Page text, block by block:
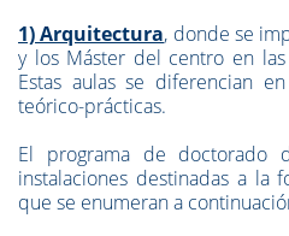
1) Arquitectura, donde se
y los Máster del centro en
Estas aulas se diferencian
teórico-prácticas.
El programa de doctorado
instalaciones destinadas a la
que se enumeran a